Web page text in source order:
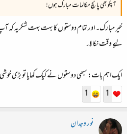
آپکو بھی پانچ مکالمات مبارک ہوں!
خیر مبارک۔ اور تمام دوستوں کا بہت بہت شکریہ
لیے وقت نکالا۔
ایک اہم بات: سبھی دوستوں نے کیک کھایا تو بڑی خوشی
1
1
نور وجدان